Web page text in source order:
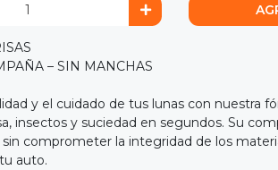
– SIN MANCHAS
y el cuidado de tus lunas con nuestra
insectos y suciedad en segundos. Su
comprometer la integridad de los
auto.